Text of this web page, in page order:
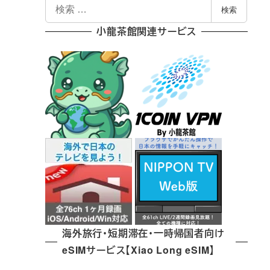
索
検索
小龍茶館関連サービス
海外旅行・短期滞在・一時帰国者向け
eSIMサービス【Xiao Long eSIM】